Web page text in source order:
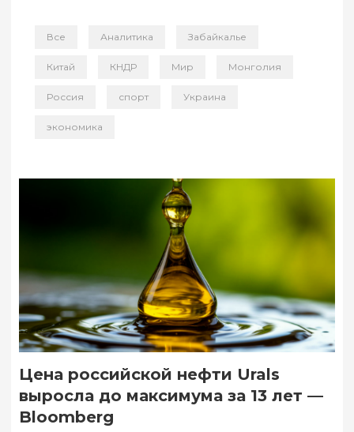
Все Аналитика Забайкалье
Китай КНДР Мир Монголия
Россия спорт Украина
экономика
Цена российской нефти Urals
выросла до максимума за 13 лет —
Bloomberg